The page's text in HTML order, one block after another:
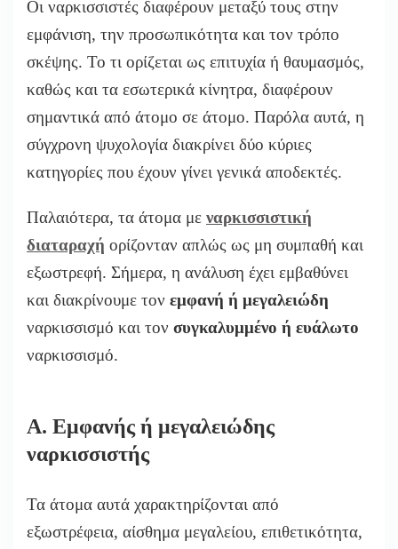
Οι ναρκισσιστές διαφέρουν μεταξύ τους στην
εμφάνιση, την προσωπικότητα και τον τρόπο
σκέψης. Το τι ορίζεται ως επιτυχία ή θαυμασμός,
καθώς και τα εσωτερικά κίνητρα, διαφέρουν
σημαντικά από άτομο σε άτομο. Παρόλα αυτά, η
σύγχρονη ψυχολογία διακρίνει δύο κύριες
κατηγορίες που έχουν γίνει γενικά αποδεκτές.
Παλαιότερα, τα άτομα με ναρκισσιστική
διαταραχή ορίζονταν απλώς ως μη συμπαθή και
εξωστρεφή. Σήμερα, η ανάλυση έχει εμβαθύνει
και διακρίνουμε τον εμφανή ή μεγαλειώδη
ναρκισσισμό και τον συγκαλυμμένο ή ευάλωτο
ναρκισσισμό.
Α. Εμφανής ή μεγαλειώδης
ναρκισσιστής
Τα άτομα αυτά χαρακτηρίζονται από
εξωστρέφεια, αίσθημα μεγαλείου, επιθετικότητα,